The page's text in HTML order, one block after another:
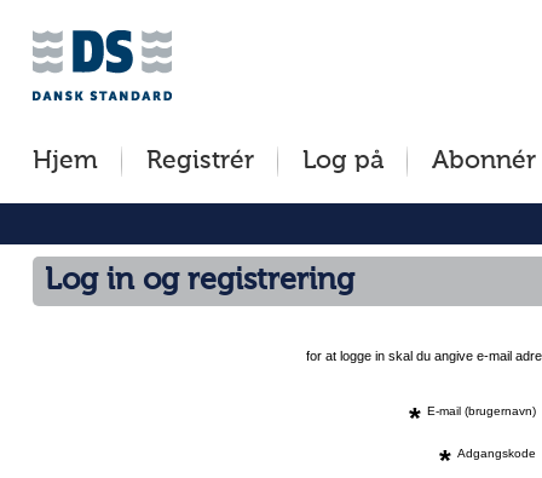
Jump
[s]Hjem Registrér Log på Abonnér
Log in og registrering
for at logge in skal du angive e-mail
* E-mail (brugernavn)
* Adgangskode